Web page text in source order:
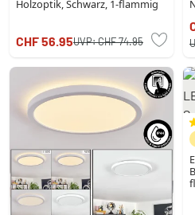
Holzoptik, Schwarz, 1-flammig
CHF 56.95UVP:CHF 74.95